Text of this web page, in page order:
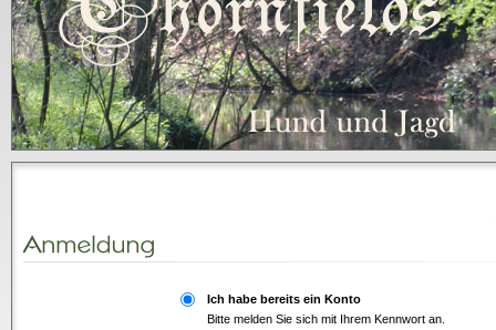
Ich habe bereits ein Konto
Bitte melden Sie sich mit Ihrem Kennwort an.